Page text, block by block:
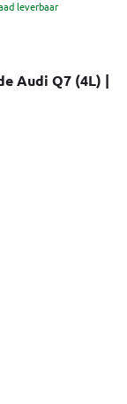
leverbaar
Audi Q7 (4L) |